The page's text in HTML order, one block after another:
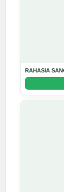
RAHASIA